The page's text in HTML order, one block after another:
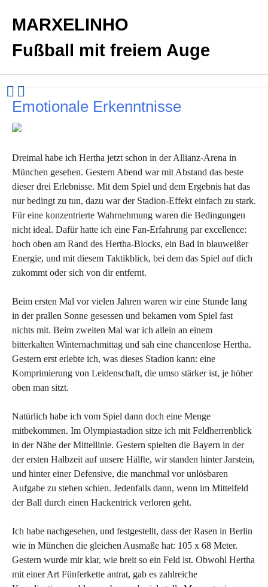
MARXELINHO
Fußball mit freiem Auge
Emotionale Erkenntnisse
Dreimal habe ich Hertha jetzt schon in der Allianz-Arena in
München gesehen. Gestern Abend war mit Abstand das beste
dieser drei Erlebnisse. Mit dem Spiel und dem Ergebnis hat das
nur bedingt zu tun, dazu war der Stadion-Effekt einfach zu stark.
Für eine konzentrierte Wahrnehmung waren die Bedingungen
nicht ideal. Dafür hatte ich eine Fan-Erfahrung par excellence:
hoch oben am Rand des Hertha-Blocks, ein Bad in blauweißer
Energie, und mit diesem Taktikblick, bei dem das Spiel auf dich
zukommt oder sich von dir entfernt.
Beim ersten Mal vor vielen Jahren waren wir eine Stunde lang
in der prallen Sonne gesessen und bekamen vom Spiel fast
nichts mit. Beim zweiten Mal war ich allein an einem
bitterkalten Winternachmittag und sah eine chancenlose Hertha.
Gestern erst erlebte ich, was dieses Stadion kann: eine
Komprimierung von Leidenschaft, die umso stärker ist, je höher
oben man sitzt.
Natürlich habe ich vom Spiel dann doch eine Menge
mitbekommen. Im Olympiastadion sitze ich mit Feldherrenblick
in der Nähe der Mittellinie. Gestern spielten die Bayern in der
der ersten Halbzeit auf unsere Hälfte, wir standen hinter Jarstein,
und hinter einer Defensive, die manchmal vor unlösbaren
Aufgabe zu stehen schien. Jedenfalls dann, wenn im Mittelfeld
der Ball durch einen Hackentrick verloren geht.
Ich habe nachgesehen, und festgestellt, dass der Rasen in Berlin
wie in München die gleichen Ausmaße hat: 105 x 68 Meter.
Gestern wurde mir klar, wie breit so ein Feld ist. Obwohl Hertha
mit einer Art Fünferkette antrat, gab es zahlreiche